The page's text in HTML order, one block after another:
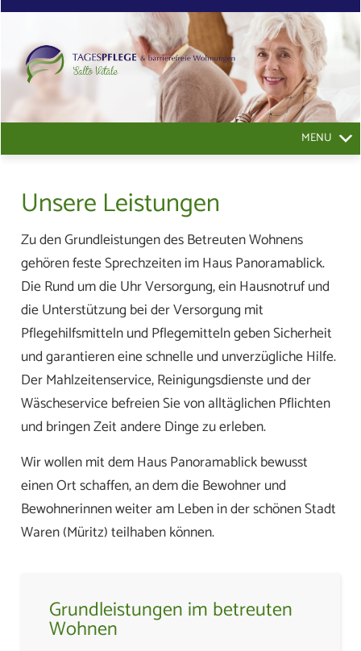
MENU
Unsere Leistungen
Zu den Grundleistungen des Betreuten Wohnens
gehören feste Sprechzeiten im Haus Panoramablick.
Die Rund um die Uhr Versorgung, ein Hausnotruf und
die Unterstützung bei der Versorgung mit
Pflegehilfsmitteln und Pflegemitteln geben Sicherheit
und garantieren eine schnelle und unverzügliche Hilfe.
Der Mahlzeitenservice, Reinigungsdienste und der
Wäscheservice befreien Sie von alltäglichen Pflichten
und bringen Zeit andere Dinge zu erleben.
Wir wollen mit dem Haus Panoramablick bewusst
einen Ort schaffen, an dem die Bewohner und
Bewohnerinnen weiter am Leben in der schönen Stadt
Waren (Müritz) teilhaben können.
Grundleistungen im betreuten
Wohnen